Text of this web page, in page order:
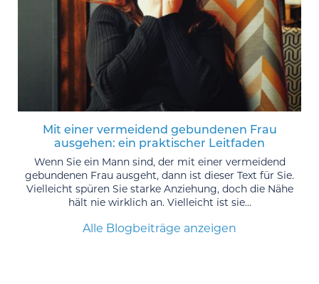
Mit einer vermeidend gebundenen Frau
ausgehen: ein praktischer Leitfaden
Wenn Sie ein Mann sind, der mit einer vermeidend
gebundenen Frau ausgeht, dann ist dieser Text für Sie.
Vielleicht spüren Sie starke Anziehung, doch die Nähe
hält nie wirklich an. Vielleicht ist sie...
Alle Blogbeiträge anzeigen